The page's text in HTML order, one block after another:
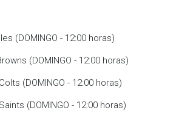
(DOMINGO - 12:00 horas)
(DOMINGO - 12:00 horas)
(DOMINGO - 12:00 horas)
(DOMINGO - 12:00 horas)